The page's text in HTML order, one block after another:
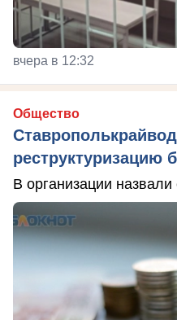
вчера в 12:32
Общество
реструктуризацию
В организации назвали